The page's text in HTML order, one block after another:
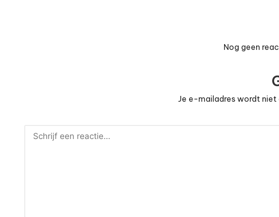
Nog geen
Je e-mailadres wordt niet